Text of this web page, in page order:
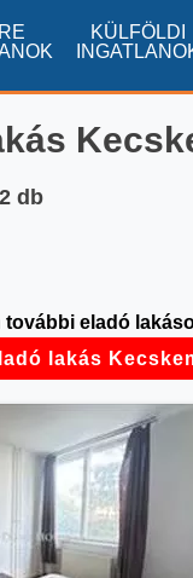
KÜLFÖLDI
db
további eladó
lakás